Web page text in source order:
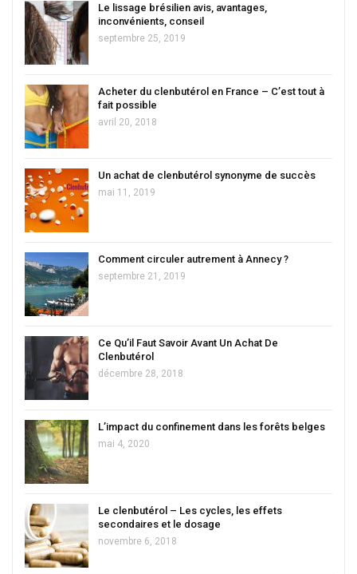
Le lissage brésilien avis, avantages,
inconvénients, conseil
septembre 25, 2019
Acheter du clenbutérol en France – C’est tout à
fait possible
avril 20, 2018
Un achat de clenbutérol synonyme de succès
mai 11, 2019
Comment circuler autrement à Annecy ?
septembre 21, 2019
Ce Qu’il Faut Savoir Avant Un Achat De
Clenbutérol
décembre 28, 2018
L’impact du confinement dans les forêts belges
mai 4, 2020
Le clenbutérol – Les cycles, les effets
secondaires et le dosage
novembre 6, 2018